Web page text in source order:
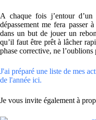
A chaque fois j’entour
dépassement me fera passer
dans un but de jouer un
qu’il faut être prêt à lâcher
phase corrective, ne l’oublions
J'ai préparé une liste de mes
de l'année ici.
Je vous invite également à